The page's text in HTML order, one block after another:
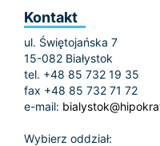
Kontakt
ul. Świętojańska 7
15-082 Białystok
tel. +48 85 732 19 35
fax +48 85 732 71 72
e-mail:
Wybierz oddział: